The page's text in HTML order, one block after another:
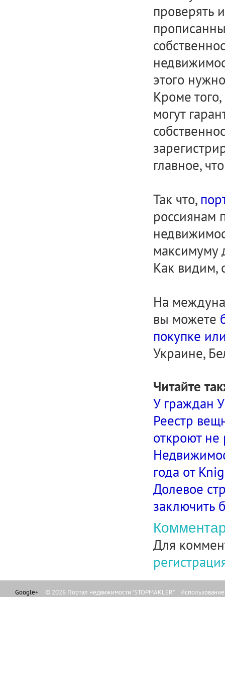
проверять
этого
Кроме
могут
главное,
Так что,
россиянам
максимуму
Как видим,
На
вы можете
покупке
Украине,
Читайте
У граждан
Реестр
откроют не
года от
Долевое
заключить
Для
Google+ © 2026 Портал недвижимости "STOPMAKLER"